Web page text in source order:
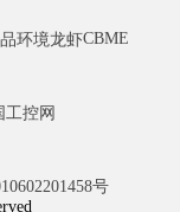
环境龙虾CBME
工控网
号